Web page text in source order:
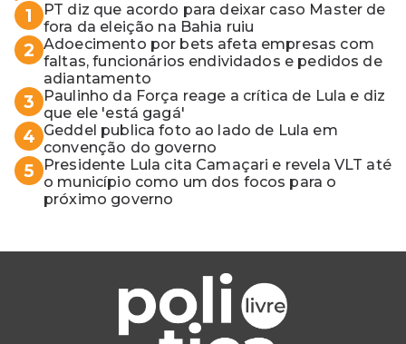
1
PT diz que acordo para deixar caso Master de
fora da eleição na Bahia ruiu
2 Adoecimento por bets afeta empresas com
faltas, funcionários endividados e pedidos de
adiantamento
3
Paulinho da Força reage a crítica de Lula e diz
que ele 'está gagá'
4 Geddel publica foto ao lado de Lula em
convenção do governo
5
Presidente Lula cita Camaçari e revela VLT até
o município como um dos focos para o
próximo governo